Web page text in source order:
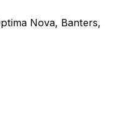
Nova, Banters,